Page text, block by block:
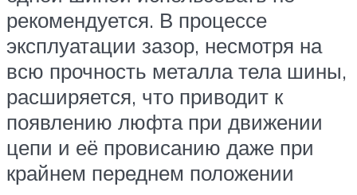
рекомендуется. В процессе
эксплуатации зазор, несмотря на
всю прочность металла тела шины,
расширяется, что приводит к
появлению люфта при движении
цепи и её провисанию даже при
крайнем переднем положении